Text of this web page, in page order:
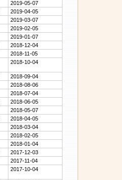
2019-05-07
2019-04-05
2019-03-07
2019-02-05
2019-01-07
2018-12-04
2018-11-05
2018-10-04
2018-09-04
2018-08-06
2018-07-04
2018-06-05
2018-05-07
2018-04-05
2018-03-04
2018-02-05
2018-01-04
2017-12-03
2017-11-04
2017-10-04